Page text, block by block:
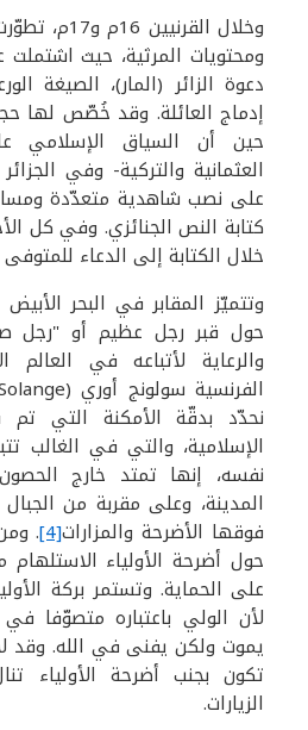
وخلال القرنيين 16م و17م،
ومحتويات المرثية، حيث
دعوة الزائر (المار)، الصيغة
إدماج العائلة. وقد خُصّص لها
حين أن السياق الإسلامي
العثمانية والتركية- وفي
على نصب شاهدية متعدّدة
كتابة النص الجنائزي. وفي كل
خلال الكتابة إلى الدعاء
وتتميّز المقابر في البحر
حول قبر رجل عظيم أو "رجل
والرعاية لأتباعه في العالم
الفرنسية سولونج أوري (
نحدّد بدقّة الأمكنة التي تم
الإسلامية، والتي في الغالب
نفسه، إنها تمتد خارج
المدينة، وعلى مقربة من
فوقها الأضرحة والمزارات[4]
.
حول أضرحة الأولياء
على الحماية. وتستمر بركة
لأن الولي باعتباره متصوّفا
يموت ولكن يفنى في الله. وقد
تكون بجنب أضرحة الأولياء
الزيارات.